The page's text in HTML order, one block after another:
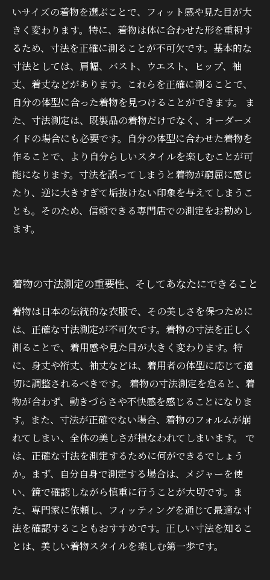
いサイズの着物を選ぶことで、フィット感や見た目が大
きく変わります。特に、着物は体に合わせた形を重視す
るため、寸法を正確に測ることが不可欠です。基本的な
寸法としては、肩幅、バスト、ウエスト、ヒップ、袖
丈、着丈などがあります。これらを正確に測ることで、
自分の体型に合った着物を見つけることができます。 ま
た、寸法測定は、既製品の着物だけでなく、オーダーメ
イドの場合にも必要です。自分の体型に合わせた着物を
作ることで、より自分らしいスタイルを楽しむことが可
能になります。寸法を誤ってしまうと着物が窮屈に感じ
たり、逆に大きすぎて垢抜けない印象を与えてしまうこ
とも。そのため、信頼できる専門店での測定をお勧めし
ます。
着物の寸法測定の重要性、そしてあなたにできること
着物は日本の伝統的な衣服で、その美しさを保つために
は、正確な寸法測定が不可欠です。着物の寸法を正しく
測ることで、着用感や見た目が大きく変わります。特
に、身丈や裄丈、袖丈などは、着用者の体型に応じて適
切に調整されるべきです。 着物の寸法測定を怠ると、着
物が合わず、動きづらさや不快感を感じることになりま
す。また、寸法が正確でない場合、着物のフォルムが崩
れてしまい、全体の美しさが損なわれてしまいます。 で
は、正確な寸法を測定するために何ができるでしょう
か。まず、自分自身で測定する場合は、メジャーを使
い、鏡で確認しながら慎重に行うことが大切です。ま
た、専門家に依頼し、フィッティングを通じて最適な寸
法を確認することもおすすめです。正しい寸法を知るこ
とは、美しい着物スタイルを楽しむ第一歩です。